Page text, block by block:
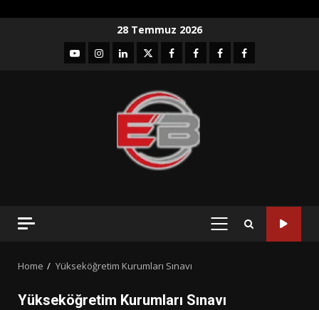
28 Temmuz 2026
YouTubeInstagram
LinkedIntwitterfacebook-Facebook-
Facebook-Facebook-
PRIMARY
Home Yükseköğretim Kurumları Sınavı
Yükseköğretim Kurumları Sınavı